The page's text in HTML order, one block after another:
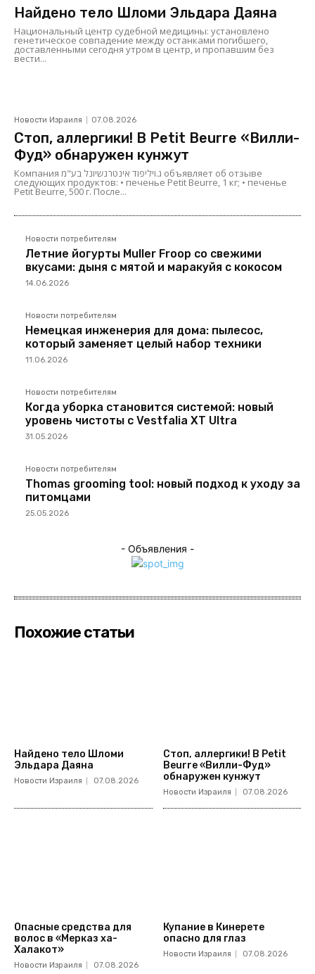
Найдено тело Шломи Эльдара Даяна
Национальный центр судебной медицины: установлено
генетическое совпадение между останками погибшего,
доставленными сегодня утром в центр, и пропавшим без
вести...
Новости Израиля 07.08.2026
Стоп, аллергики! В Petit Beurre «Вилли-
Фуд» обнаружен кунжут
Компания ג.ויליפוד אינטרנשיונל בע"מ объявляет об отзыве
следующих продуктов: • печенье Petit Beurre, 1 кг; • печенье
Petit Beurre, 500 г. После...
Новости потребителям
Летние йогурты Muller Froop со свежими
вкусами: дыня с мятой и маракуйя с кокосом
14.06.2026
Новости потребителям
Немецкая инженерия для дома: пылесос,
который заменяет целый набор техники
11.06.2026
Новости потребителям
Когда уборка становится системой: новый
уровень чистоты с Vestfalia XT Ultra
31.05.2026
Новости потребителям
Thomas grooming tool: новый подход к уходу за
питомцами
25.05.2026
- Объявления -
Похожие статьи
Найдено тело Шломи
Эльдара Даяна
Новости Израиля 07.08.2026
Стоп, аллергики! В Petit
Beurre «Вилли-Фуд»
обнаружен кунжут
Новости Израиля 07.08.2026
Опасные средства для
волос в «Мерказ ха-
Халакот»
Новости Израиля 07.08.2026
Купание в Кинерете
опасно для глаз
Новости Израиля 07.08.2026